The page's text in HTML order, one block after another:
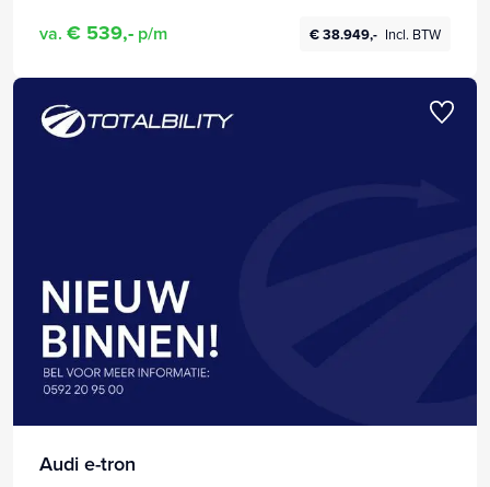
va. € 539,- p/m € 38.949,- Incl. BTW
Audi e-tron